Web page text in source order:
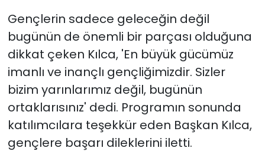
Gençlerin sadece geleceğin değil
bugünün de önemli bir parçası olduğuna
dikkat çeken Kılca, 'En büyük gücümüz
imanlı ve inançlı gençliğimizdir. Sizler
bizim yarınlarımız değil, bugünün
ortaklarısınız' dedi. Programın sonunda
katılımcılara teşekkür eden Başkan Kılca,
gençlere başarı dileklerini iletti.